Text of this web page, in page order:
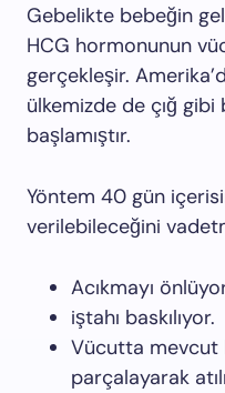
Gebelikte bebeğin
HCG hormonunun
gerçekleşir.
ülkemizde de çığ
başlamıştır.
Yöntem 40 gün
verilebileceğini
Acıkmayı
iştahı baskılıyor.
Vücutta mevcut
parçalayarak